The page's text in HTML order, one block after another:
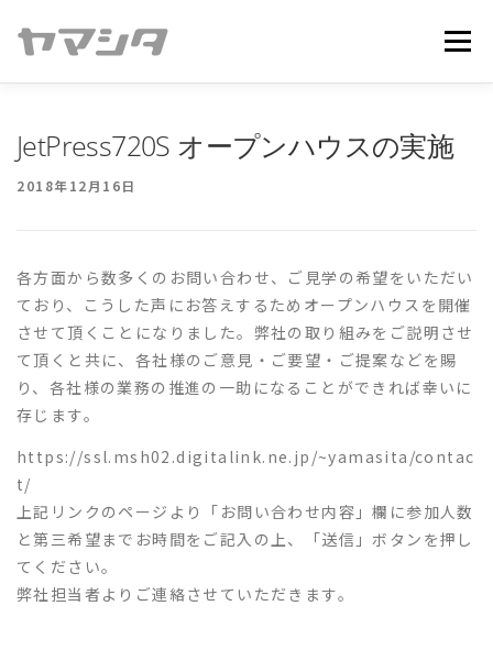
メニ
JetPress720S オープンハウスの実施
2018年12月16日
各方面から数多くのお問い合わせ、ご見学の希望をいただい
ており、こうした声にお答えするためオープンハウスを開催
させて頂くことになりました。弊社の取り組みをご説明させ
て頂くと共に、各社様のご意見・ご要望・ご提案などを賜
り、各社様の業務の推進の一助になることができれば幸いに
存じます。
https://ssl.msh02.digitalink.ne.jp/~yamasita/contac
t/
上記リンクのページより「お問い合わせ内容」欄に参加人数
と第三希望までお時間をご記入の上、「送信」ボタンを押し
てください。
弊社担当者よりご連絡させていただきます。